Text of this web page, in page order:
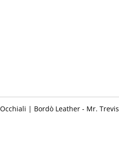
| Bordò Leather - Mr. Trevis